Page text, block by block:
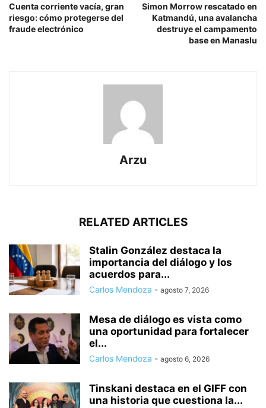
Cuenta corriente vacía, gran
riesgo: cómo protegerse del
fraude electrónico
Simon Morrow rescatado en
Katmandú, una avalancha
destruye el campamento
base en Manaslu
Arzu
RELATED ARTICLES
Stalin González destaca la
importancia del diálogo y los
acuerdos para...
Carlos Mendoza - agosto 7, 2026
Mesa de diálogo es vista como
una oportunidad para fortalecer
el...
Carlos Mendoza - agosto 6, 2026
Tinskani destaca en el GIFF con
una historia que cuestiona la...